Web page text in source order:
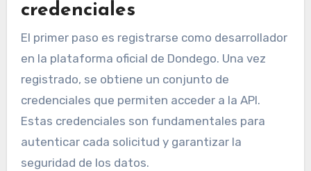
credenciales
El primer paso es registrarse como desarrollador
en la plataforma oficial de Dondego. Una vez
registrado, se obtiene un conjunto de
credenciales que permiten acceder a la API.
Estas credenciales son fundamentales para
autenticar cada solicitud y garantizar la
seguridad de los datos.